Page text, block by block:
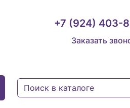
+7 (924) 403-
Заказать